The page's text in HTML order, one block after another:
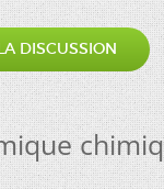
DISCUSSION